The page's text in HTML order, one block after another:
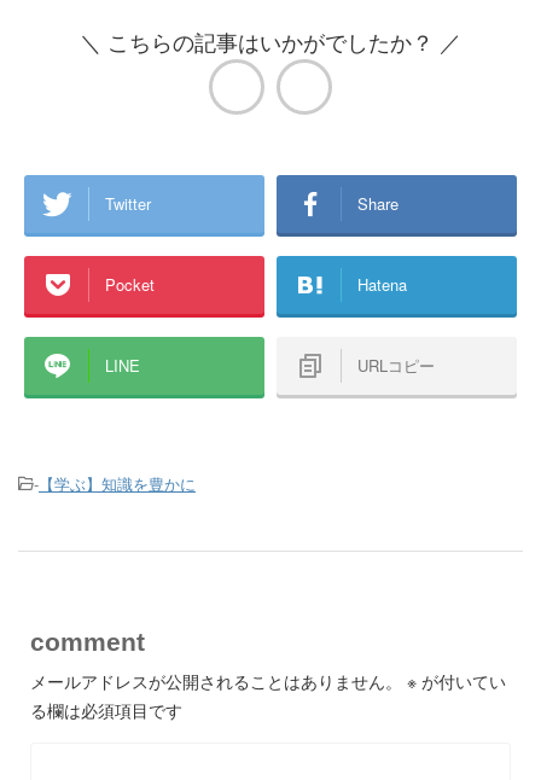
＼ こちらの記事はいかがでしたか？ ／
Twitter Share
Pocket Hatena
LINE URLコピー
- 【学ぶ】知識を豊かに
comment
メールアドレスが公開されることはありません。 ※ が付いてい
る欄は必須項目です